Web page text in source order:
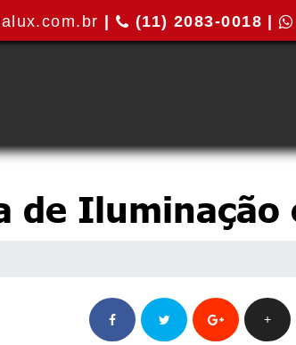
(11) 2083-0018 |
de Iluminação
+